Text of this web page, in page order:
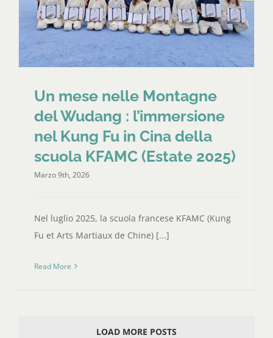
Un mese nelle Montagne
del Wudang : l’immersione
nel Kung Fu in Cina della
scuola KFAMC (Estate 2025)
Marzo 9th, 2026
Nel luglio 2025, la scuola francese KFAMC (Kung
Fu et Arts Martiaux de Chine) [...]
Read More
LOAD MORE POSTS